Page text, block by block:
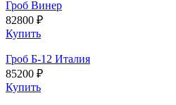
Гроб Винер
82800 ₽
Купить
Гроб Б-12 Италия
85200 ₽
Купить